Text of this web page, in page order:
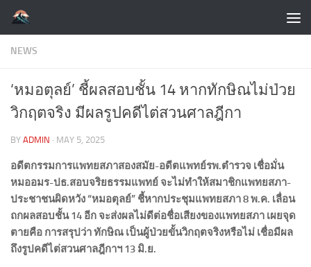
Skip to content
NEWS
‘หมอตุลย์’ ชี้ผลสอบชั้น 14 หากทักษิณไม่ป่วย
วิกฤตจริง มีผลรูปคดีไต่สวนศาลฎีกา
BY ADMIN · MAY 5, 2025
อดีตกรรมการแพทยสภาสองสมัย-อดีตแพทย์รพ.ตำรวจ เชื่อมั่น
หมออมร-ปธ.สอบจริยธรรมแพทย์ จะไม่ทำให้สมาชิกแพทยสภา-
ประชาชนผิดหวัง “หมอตุลย์” ชี้หากประชุมแพทยสภา 8 พ.ค. เลื่อน
ถกผลสอบชั้น 14 อีก จะส่งผลไม่ดีต่อชื่อเสียงของแพทยสภา เผยจุด
ตายคือ การสรุปว่า ทักษิณ เป็นผู้ป่วยขั้นวิกฤตจริงหรือไม่ เชื่อมีผล
ถึงรูปคดีไต่สวนศาลฎีกาฯ 13 มิ.ย.